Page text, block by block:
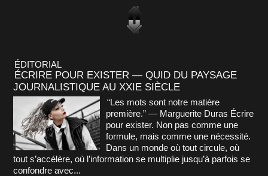
ÉDITORIAL
ÉCRIRE POUR EXISTER — QUID DU PAYSAGE
JOURNALISTIQUE AU XXIE SIÈCLE
“Les mots sont notre matière
première.” — Marguerite Duras Écrire
pour exister. Non pas comme une
formule, mais comme une nécessité.
Dans un monde où tout circule, où
tout s’accélère, où l’information se multiplie jusqu’à parfois se
confondre avec...